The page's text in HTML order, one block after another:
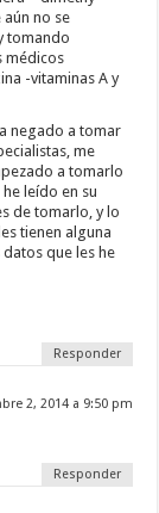
no se
tomando
médicos
-vitaminas A y
negado a tomar
me
a tomarlo
leído en su
de tomarlo, y lo
tienen alguna
que les he
Responder
2, 2014 a 9:50 pm
Responder